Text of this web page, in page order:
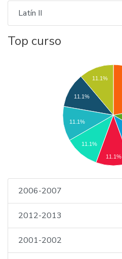
Latín II
Top curso
11.1%
11.1%
11.1%
11.1%
11.1%
2006-2007
2012-2013
2001-2002